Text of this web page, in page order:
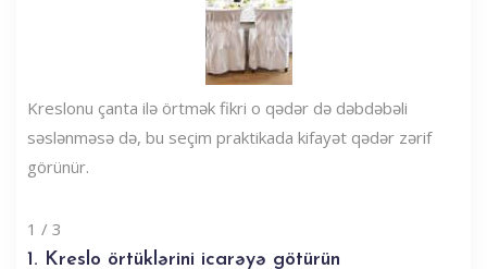
Kreslonu çanta ilə örtmək fikri o qədər də dəbdəbəli
səslənməsə də, bu seçim praktikada kifayət qədər zərif
görünür.
1 / 3
1. Kreslo örtüklərini icarəyə götürün